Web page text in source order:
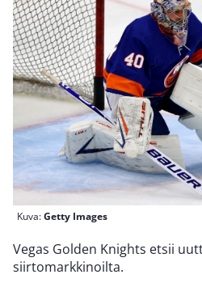
Kuva:Getty Images
Vegas Golden Knights etsii
siirtomarkkinoilta.